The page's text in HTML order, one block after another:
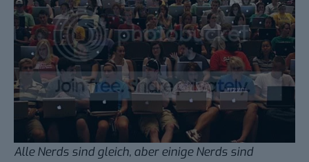
Alle Nerds sind gleich, aber einige Nerds sind